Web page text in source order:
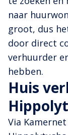
naar
groot, dus
door direct
verhuurder
hebben.
Huis
Via